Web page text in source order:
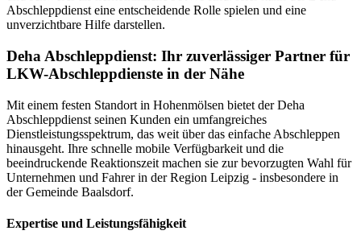
Abschleppdienst eine entscheidende Rolle spielen und eine
unverzichtbare Hilfe darstellen.
Deha Abschleppdienst: Ihr zuverlässiger Partner für
LKW-Abschleppdienste in der Nähe
Mit einem festen Standort in Hohenmölsen bietet der Deha
Abschleppdienst seinen Kunden ein umfangreiches
Dienstleistungsspektrum, das weit über das einfache Abschleppen
hinausgeht. Ihre schnelle mobile Verfügbarkeit und die
beeindruckende Reaktionszeit machen sie zur bevorzugten Wahl für
Unternehmen und Fahrer in der Region Leipzig - insbesondere in
der Gemeinde Baalsdorf.
Expertise und Leistungsfähigkeit